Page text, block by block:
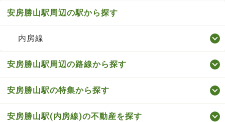
安房勝山駅周辺の駅から探す
内房線
安房勝山駅周辺の路線から探す
安房勝山駅の特集から探す
安房勝山駅(内房線)の不動産を探す